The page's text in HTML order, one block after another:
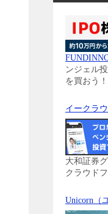
ンジェル
を買おう！
イークラ
大和証券
クラウド
Unicorn（